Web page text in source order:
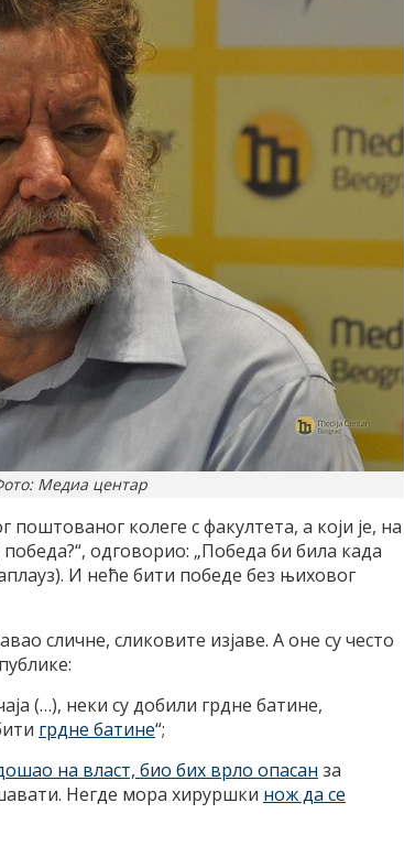
Медиа центар
поштованог колеге с факултета, а који је, на
одговорио: „Победа би била када
И неће бити победе без њиховог
сличне, сликовите изјаве. А оне су често
(…), неки су добили грдне батине,
грдне батине“;
на власт, био бих врло опасан за
Негде мора хируршки нож да се